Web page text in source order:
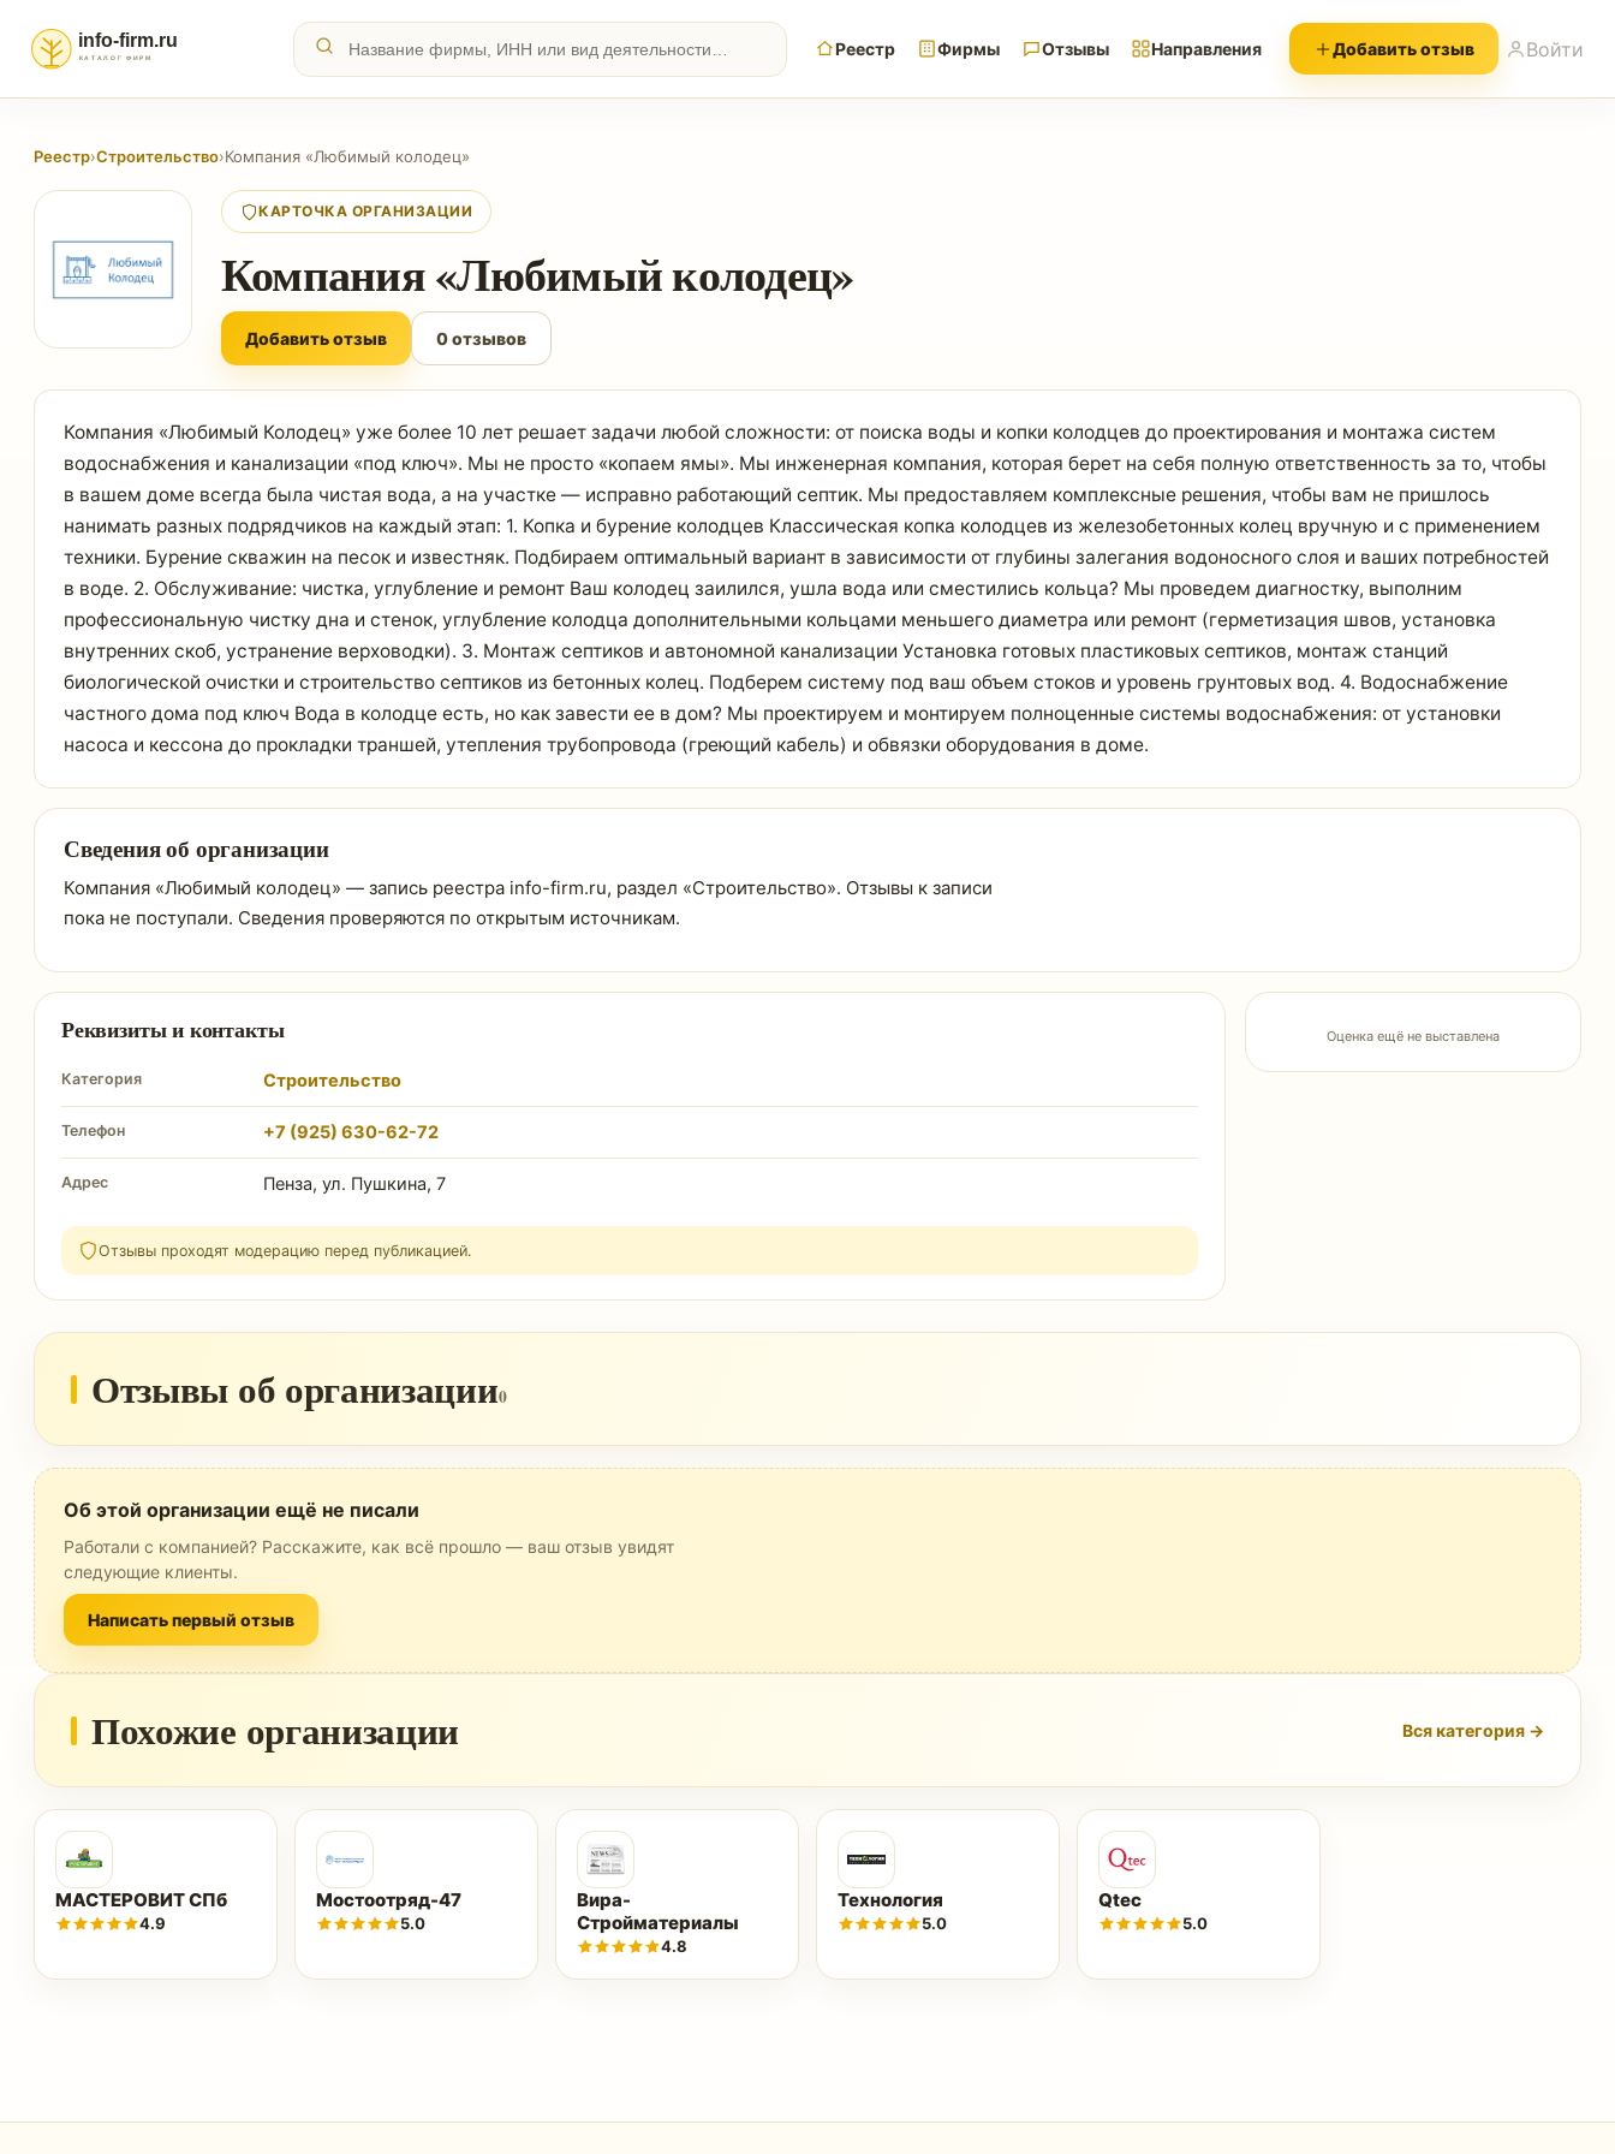
Реестр Фирмы Отзывы Направления Добавить отзыв Войти
Реестр›Строительство›Компания «Любимый колодец»
КАРТОЧКА ОРГАНИЗАЦИИ
Компания «Любимый колодец»
Добавить отзыв 0 отзывов
Компания «Любимый Колодец» уже более 10 лет решает задачи любой сложности: от поиска воды и копки колодцев до проектирования и монтажа систем
водоснабжения и канализации «под ключ». Мы не просто «копаем ямы». Мы инженерная компания, которая берет на себя полную ответственность за то, чтобы
в вашем доме всегда была чистая вода, а на участке — исправно работающий септик. Мы предоставляем комплексные решения, чтобы вам не пришлось
нанимать разных подрядчиков на каждый этап: 1. Копка и бурение колодцев Классическая копка колодцев из железобетонных колец вручную и с применением
техники. Бурение скважин на песок и известняк. Подбираем оптимальный вариант в зависимости от глубины залегания водоносного слоя и ваших потребностей
в воде. 2. Обслуживание: чистка, углубление и ремонт Ваш колодец заилился, ушла вода или сместились кольца? Мы проведем диагностку, выполним
профессиональную чистку дна и стенок, углубление колодца дополнительными кольцами меньшего диаметра или ремонт (герметизация швов, установка
внутренних скоб, устранение верховодки). 3. Монтаж септиков и автономной канализации Установка готовых пластиковых септиков, монтаж станций
биологической очистки и строительство септиков из бетонных колец. Подберем систему под ваш объем стоков и уровень грунтовых вод. 4. Водоснабжение
частного дома под ключ Вода в колодце есть, но как завести ее в дом? Мы проектируем и монтируем полноценные системы водоснабжения: от установки
насоса и кессона до прокладки траншей, утепления трубопровода (греющий кабель) и обвязки оборудования в доме.
Сведения об организации
Компания «Любимый колодец» — запись реестра info-firm.ru, раздел «Строительство». Отзывы к записи
пока не поступали. Сведения проверяются по открытым источникам.
Реквизиты и контакты
Категория Строительство
Телефон +7 (925) 630-62-72
Адрес Пенза, ул. Пушкина, 7
Отзывы проходят модерацию перед публикацией.
Оценка ещё не выставлена
Отзывы об организации0
Об этой организации ещё не писали
Работали с компанией? Расскажите, как всё прошло — ваш отзыв увидят
следующие клиенты.
Написать первый отзыв
Похожие организации Вся категория →
МАСТЕРОВИТ СПб
4.9
Мостоотряд-47
5.0
Вира-
Стройматериалы
4.8
Технология
5.0
Qtec
5.0